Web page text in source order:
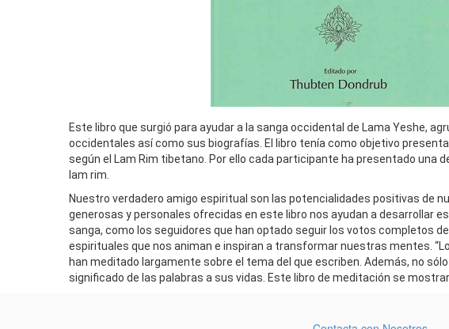
Este libro que surgió para ayudar a la sanga occidental de Lama Yeshe,
occidentales así como sus biografías. El libro tenía como objetivo
según el Lam Rim tibetano. Por ello cada participante ha presentado una
lam rim.
Nuestro verdadero amigo espiritual son las potencialidades positivas de
generosas y personales ofrecidas en este libro nos ayudan a desarrollar
sanga, como los seguidores que han optado seguir los votos completos
espirituales que nos animan e inspiran a transformar nuestras mentes.
han meditado largamente sobre el tema del que escriben. Además, no
significado de las palabras a sus vidas. Este libro de meditación se